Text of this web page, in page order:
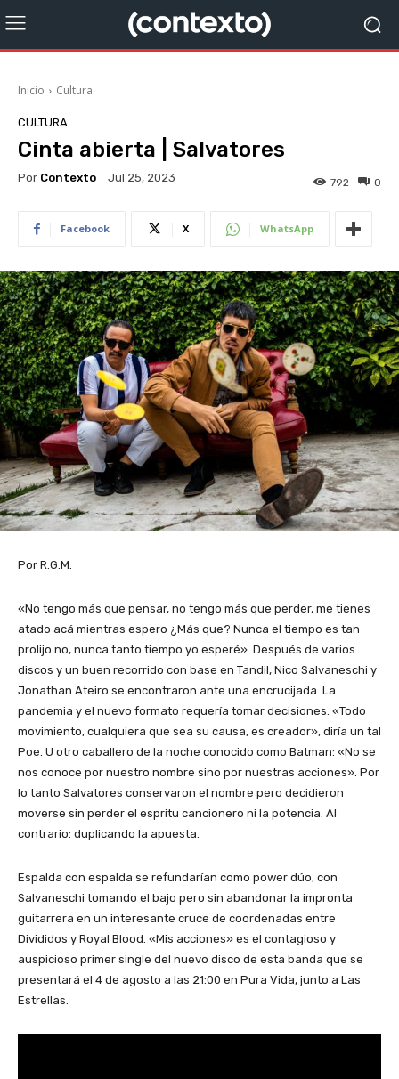
Inicio Cultura
CULTURA
Cinta abierta | Salvatores
Por Contexto Jul 25, 2023 0
792
Facebook X WhatsApp
Por R.G.M.
«No tengo más que pensar, no tengo más que perder, me tienes
atado acá mientras espero ¿Más que? Nunca el tiempo es tan
prolijo no, nunca tanto tiempo yo esperé». Después de varios
discos y un buen recorrido con base en Tandil, Nico Salvaneschi y
Jonathan Ateiro se encontraron ante una encrucijada. La
pandemia y el nuevo formato requería tomar decisiones. «Todo
movimiento, cualquiera que sea su causa, es creador», diría un tal
Poe. U otro caballero de la noche conocido como Batman: «No se
nos conoce por nuestro nombre sino por nuestras acciones». Por
lo tanto Salvatores conservaron el nombre pero decidieron
moverse sin perder el espritu cancionero ni la potencia. Al
contrario: duplicando la apuesta.
Espalda con espalda se refundarían como power dúo, con
Salvaneschi tomando el bajo pero sin abandonar la impronta
guitarrera en un interesante cruce de coordenadas entre
Divididos y Royal Blood. «Mis acciones» es el contagioso y
auspicioso primer single del nuevo disco de esta banda que se
presentará el 4 de agosto a las 21:00 en Pura Vida, junto a Las
Estrellas.